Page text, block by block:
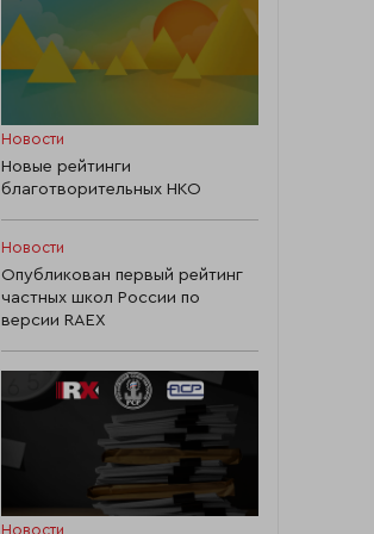
Новости
Новые рейтинги
благотворительных НКО
Новости
Опубликован первый рейтинг
частных школ России по
версии RAEX
Новости